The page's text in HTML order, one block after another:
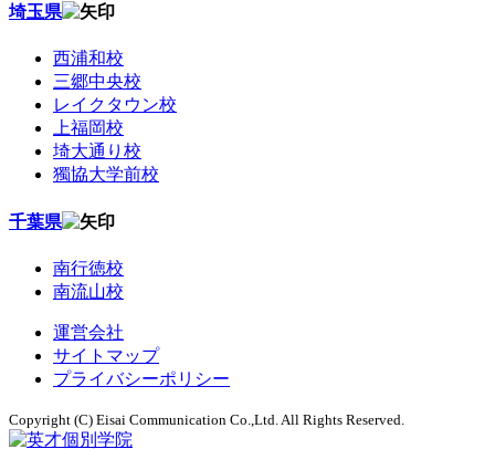
埼玉県
西浦和校
三郷中央校
レイクタウン校
上福岡校
埼大通り校
獨協大学前校
千葉県
南行徳校
南流山校
運営会社
サイトマップ
プライバシーポリシー
Copyright (C) Eisai Communication Co.,Ltd. All Rights Reserved.